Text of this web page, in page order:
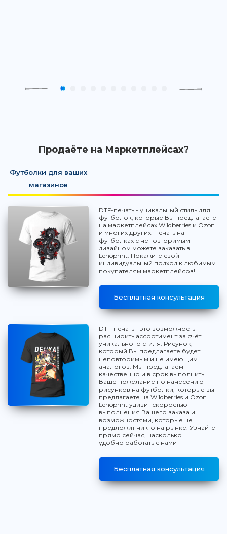
Продаёте на Маркетплейсах?
Футболки для ваших
магазинов
DTF-печать - уникальный стиль для
футболок, которые Вы предлагаете
на маркетплейсах Wildberries и Ozon
и многих других. Печать на
футболках с неповторимым
дизайном можете заказать в
Lenoprint. Покажите свой
индивидуальный подход к любимым
покупателям маркетплейсов!
Бесплатная консультация
DTF-печать - это возможность
расширить ассортимент за счёт
уникального стиля. Рисунок,
который Вы предлагаете будет
неповторимым и не имеющим
аналогов. Мы предлагаем
качественно и в срок выполнить
Ваше пожелание по нанесению
рисунков на футболки, которые вы
предлагаете на Wildberries и Ozon.
Lenoprint удивит скоростью
выполнения Вашего заказа и
возможностями, которые не
предложит никто на рынке. Узнайте
прямо сейчас, насколько
удобно работать с нами
Бесплатная консультация